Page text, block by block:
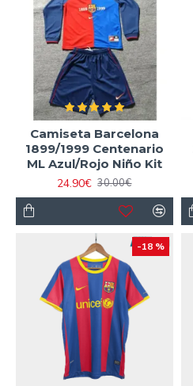
Camiseta Barcelona
1899/1999 Centenario
ML Azul/Rojo Niño Kit
24.90€ 30.00€
-18 %